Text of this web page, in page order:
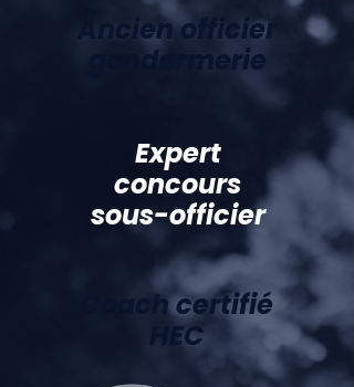
Ancien officier
gendarmerie
Expert
concours
sous-officier
Coach certifié
HEC